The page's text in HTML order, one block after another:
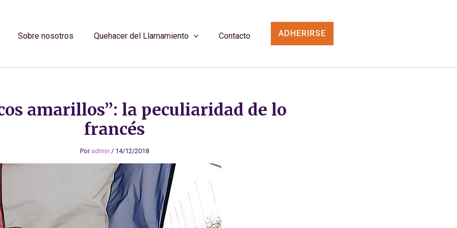
Sobre nosotros Quehacer del Llamamiento Contacto ADHERIRSE
amarillos”: la peculiaridad de lo
francés
Por admin / 14/12/2018